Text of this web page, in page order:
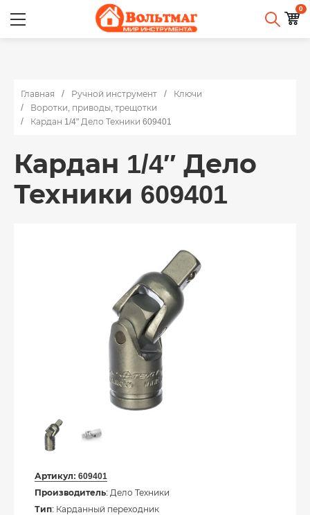
0
Главная Ручной инструмент
Ключи
Воротки, приводы, трещотки
Кардан 1/4" Дело Техники 609401
Кардан 1/4″ Дело
Техники 609401
Артикул: 609401
Производитель: Дело Техники
Тип: Карданный переходник